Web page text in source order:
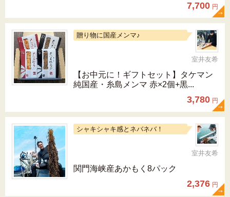
7,700 円
贈り物に国産メンマ♪
室井友希
【お中元に！ギフトセット】タケマン
純国産・糸島メンマ 赤×2個+黒...
3,780 円
シャキシャキ感とネバネバ！
室井友希
関門海峡産あかもく8パック
2,376 円